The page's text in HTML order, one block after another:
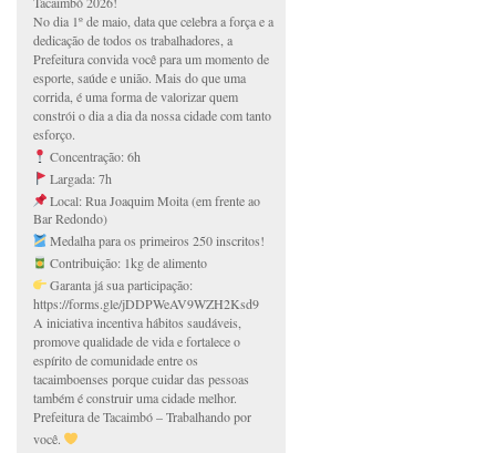
No dia 1º de maio, data que celebra a força e a
dedicação de todos os trabalhadores, a
Prefeitura convida você para um momento de
esporte, saúde e união. Mais do que uma
corrida, é uma forma de valorizar quem
constrói o dia a dia da nossa cidade com tanto
esforço.
Concentração: 6h
Largada: 7h
Local: Rua Joaquim Moita (em frente ao
Bar Redondo)
Medalha para os primeiros 250 inscritos!
Contribuição: 1kg de alimento
Garanta já sua participação:
https://forms.gle/jDDPWeAV9WZH2Ksd9
A iniciativa incentiva hábitos saudáveis,
promove qualidade de vida e fortalece o
espírito de comunidade entre os
tacaimboenses porque cuidar das pessoas
também é construir uma cidade melhor.
Prefeitura de Tacaimbó – Trabalhando por
você.